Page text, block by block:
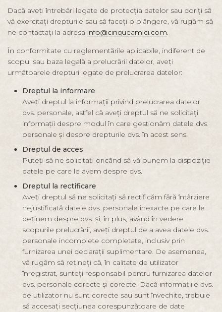
Dacă aveți întrebări legate de protecția datelor sau doriți să
vă exercitați drepturile sau să faceți o plângere, vă rugăm să
ne contactați la adresa info@cinqueamici.com.
În conformitate cu reglementările aplicabile, indiferent de
scopul sau baza legală a prelucrării datelor, aveți
următoarele drepturi legate de prelucrarea datelor:
Dreptul la informare
Aveți dreptul la informații privind prelucrarea datelor
dvs. personale, astfel că aveți dreptul să ne solicitați
informații despre modul în care gestionăm datele dvs.
personale și despre drepturile dvs. în acest sens.
Dreptul de acces
Puteți să ne solicitați oricând să vă punem la dispoziție
datele pe care le avem despre dvs.
Dreptul la rectificare
Aveți dreptul să ne solicitați să rectificăm fără întârziere
nejustificată datele dvs. personale inexacte pe care le
deținem despre dvs. și, în plus, având în vedere
scopurile prelucrării, aveți dreptul de a avea datele dvs.
personale incomplete completate, inclusiv prin
furnizarea unei declarații suplimentare. De asemenea,
vă rugăm să rețineți că, în calitate de utilizator
înregistrat, sunteți responsabil pentru furnizarea datelor
dvs. personale corecte și corecte. Dacă informațiile dvs.
de utilizator nu sunt corecte sau sunt învechite, trebuie
să accesați secțiunea corespunzătoare de date